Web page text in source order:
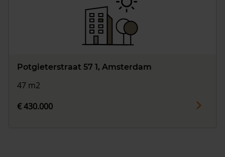
Potgieterstraat 57 1, Amsterdam
47 m2
€ 430.000